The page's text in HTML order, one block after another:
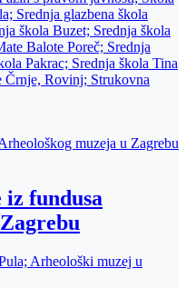
Srednja glazbena škola
škola Buzet; Srednja škola
Balote Poreč; Srednja
Pakrac; Srednja škola Tina
Črnje, Rovinj; Strukovna
fundusa
Arheološki muzej u